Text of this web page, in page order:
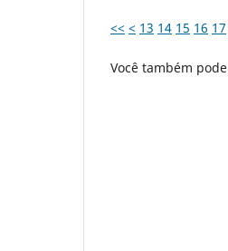
<< < 13 14 15 16 17
Você também pode